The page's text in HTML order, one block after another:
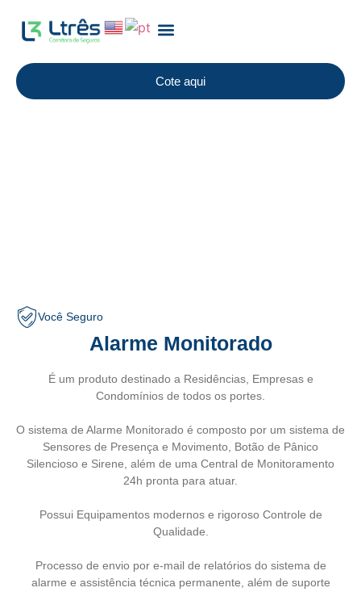
Cote aqui
Você Seguro
Alarme Monitorado
É um produto destinado a Residências, Empresas e
Condomínios de todos os portes.
O sistema de Alarme Monitorado é composto por um sistema de
Sensores de Presença e Movimento, Botão de Pânico
Silencioso e Sirene, além de uma Central de Monitoramento
24h pronta para atuar.
Possui Equipamentos modernos e rigoroso Controle de
Qualidade.
Processo de envio por e-mail de relatórios do sistema de
alarme e assistência técnica permanente, além de suporte